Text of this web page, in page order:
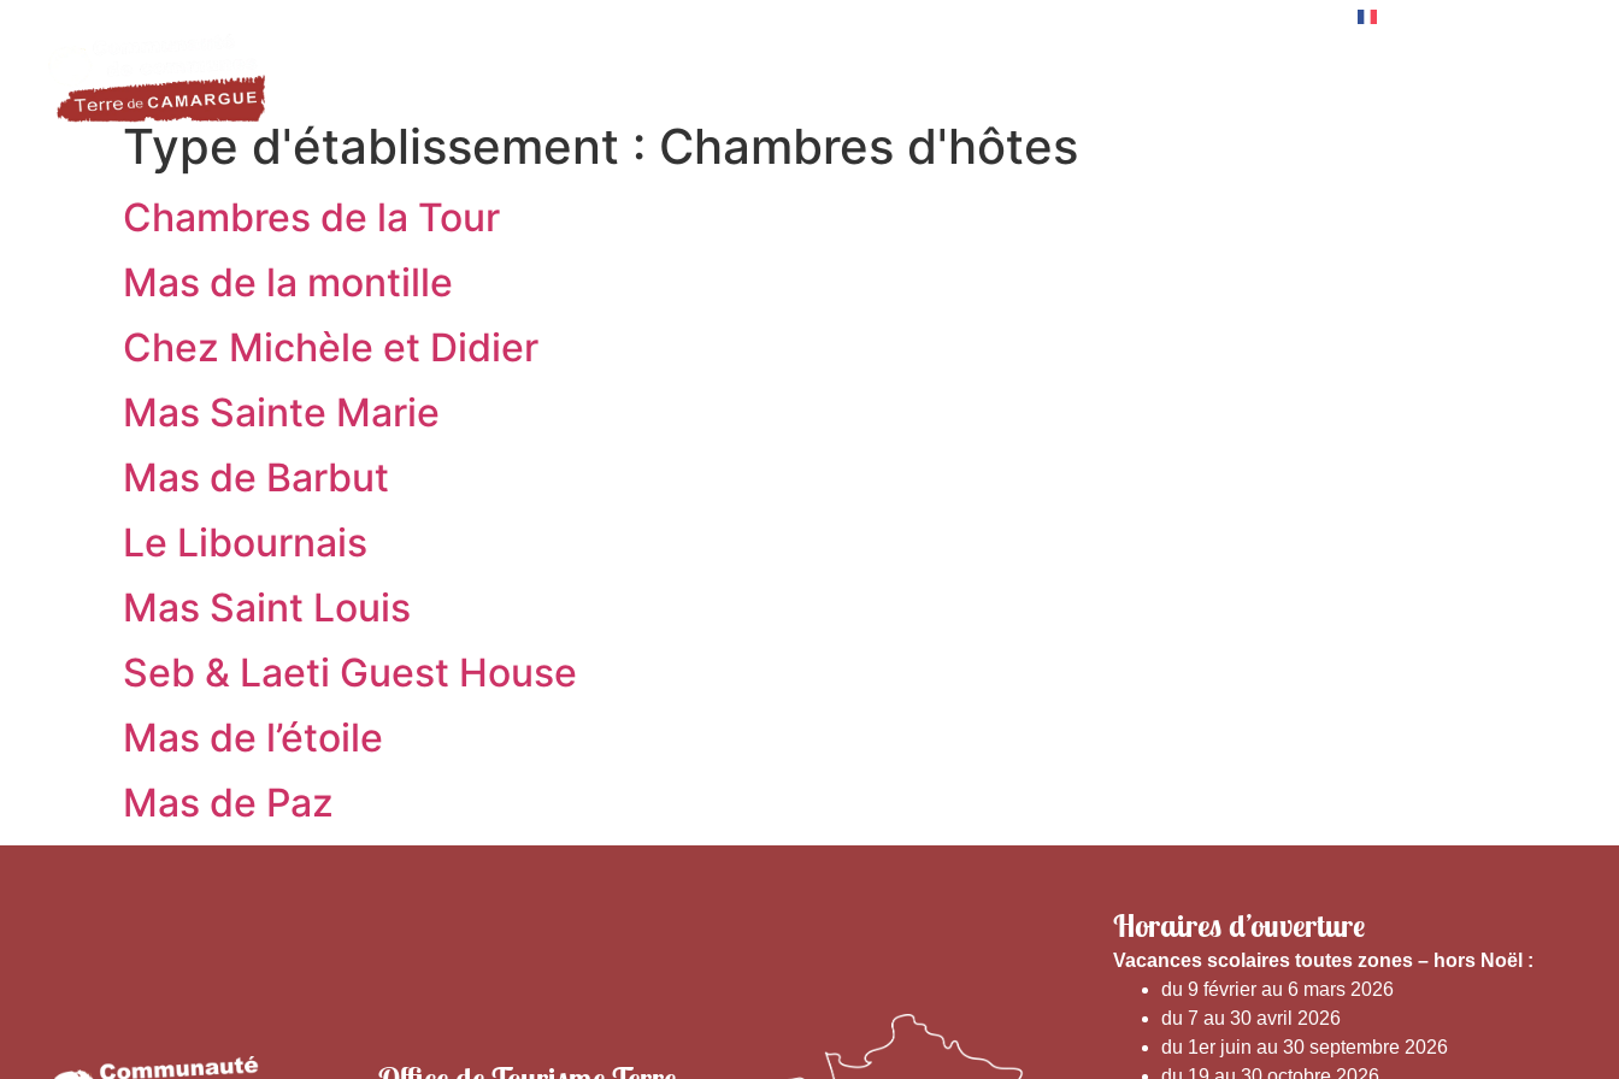
Type d'établissement : Chambres d'hôtes
Chambres de la Tour
Mas de la montille
Chez Michèle et Didier
Mas Sainte Marie
Mas de Barbut
Le Libournais
Mas Saint Louis
Seb & Laeti Guest House
Mas de l’étoile
Mas de Paz
Horaires d’ouverture
Vacances scolaires toutes zones – hors Noël :
du 9 février au 6 mars 2026
du 7 au 30 avril 2026
du 1er juin au 30 septembre 2026